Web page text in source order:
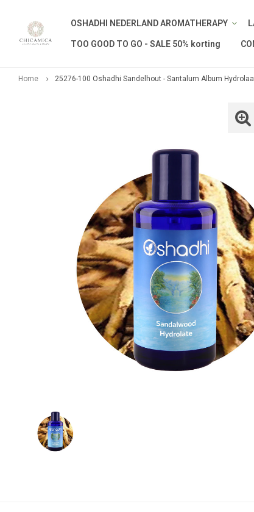
OSHADHI NEDERLAND AROMATHERAPY
TOO GOOD TO GO - SALE 50% korting
Home 25276-100 Oshadhi Sandelhout - Santalum Album